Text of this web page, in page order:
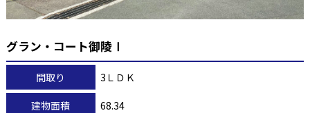
グラン・コート御陵Ⅰ
間取り 3ＬＤＫ
建物面積 68.34